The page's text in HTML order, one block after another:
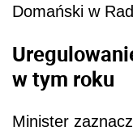
Domański w
w tym roku
Minister